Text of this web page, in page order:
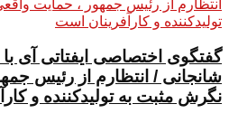
گفتگوی اختصاصی ایفتاتی آی
شانجانی / انتظارم از رئیس
نگرش مثبت به تولیدکننده و